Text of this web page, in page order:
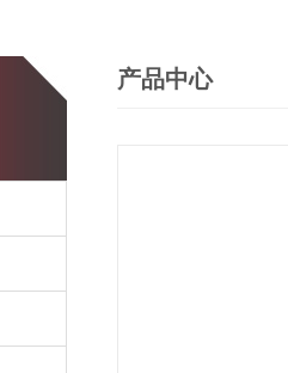
产品中心